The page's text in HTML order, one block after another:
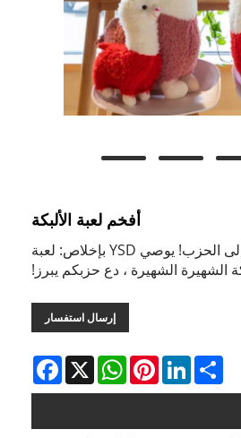
أفخم لعبة الألبكة
أضف بعض الجاذبية إلى الحزب! يوصي YSD بإخلاص: لعبة
الشهيرة الشهيرة ، دع حزبكم يبرز!
إرسال استفسار
Facebook X
WhatsAppPinterestLinkedInShare